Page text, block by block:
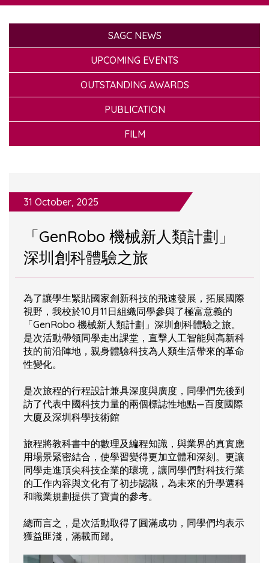
SAGC NEWS
UPCOMING EVENTS
OUTSTANDING AWARDS
PUBLICATION
FILM
31 October, 2025
「GenRobo 機械新人類計劃」
深圳創科體驗之旅
為了讓學生緊貼國家創新科技的飛速發展，拓展國際
視野，我校於10月11日組織同學參與了極富意義的
「GenRobo 機械新人類計劃」深圳創科體驗之旅。
是次活動帶領同學走出課堂，直擊人工智能與高新科
技的前沿陣地，親身體驗科技為人類生活帶來的革命
性變化。
是次旅程的行程設計兼具深度與廣度，同學們先後到
訪了代表中國科技力量的兩個標誌性地點—百度國際
大廈及深圳科學技術館
旅程將教科書中的數理及編程知識，與業界的真實應
用場景緊密結合，使學習變得更加立體和深刻。更讓
同學走進頂尖科技企業的環境，讓同學們對科技行業
的工作內容與文化有了初步認識，為未來的升學選科
和職業規劃提供了寶貴的參考。
總而言之，是次活動取得了圓滿成功，同學們均表示
獲益匪淺，滿載而歸。